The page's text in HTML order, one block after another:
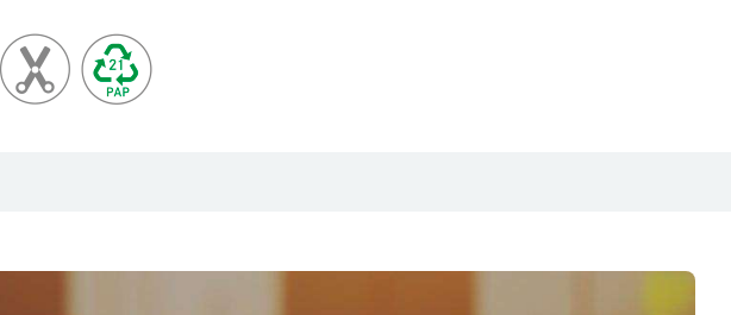
Abmessungen zum Schutz gerader Kanten. Zur senkrechten und
waagerechten Stabilisierung Ihrer Produkte. Idealer Schutz vor